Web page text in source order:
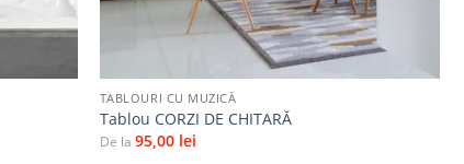
TABLOURI CU MUZICĂ
Tablou CORZI DE CHITARĂ
De la 95,00 lei